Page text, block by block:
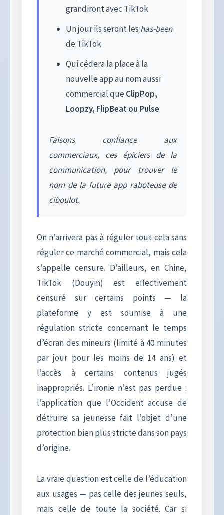
grandiront avec TikTok
Un jour ils seront les has-been
de TikTok
Qui cédera la place à la
nouvelle app au nom aussi
commercial que ClipPop,
Loopzy, FlipBeat ou Pulse
Faisons confiance aux
commerciaux, ces épiciers de la
communication, pour trouver le
nom de la future app raboteuse de
ciboulot.
On n’arrivera pas à réguler tout cela sans
réguler ce marché commercial, mais cela
s’appelle censure. D’ailleurs, en Chine,
TikTok (Douyin) est effectivement
censuré sur certains points — la
plateforme y est soumise à une
régulation stricte concernant le temps
d’écran des mineurs (limité à 40 minutes
par jour pour les moins de 14 ans) et
l’accès à certains contenus jugés
inappropriés. L’ironie n’est pas perdue :
l’application que l’Occident accuse de
détruire sa jeunesse fait l’objet d’une
protection bien plus stricte dans son pays
d’origine.
La vraie question est celle de l’éducation
aux usages — pas celle des jeunes seuls,
mais celle de toute la société. Car si